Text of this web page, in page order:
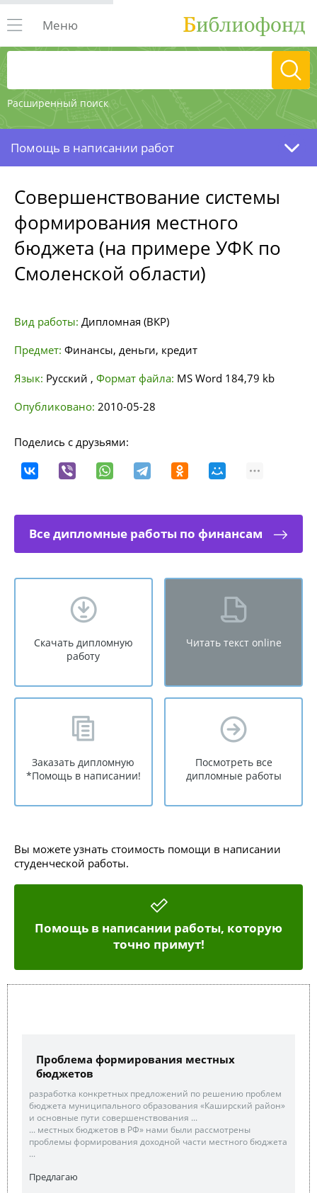
Расширенный поиск
Меню
Помощь в написании работ
Совершенствование системы
формирования местного
бюджета (на примере УФК по
Смоленской области)
Вид работы: Дипломная (ВКР)
Предмет: Финансы, деньги, кредит
Язык: Русский , Формат файла: MS Word 184,79 kb
Опубликовано: 2010-05-28
Поделись с друзьями:
Все дипломные работы по финансам
Скачать дипломную
работу
Читать текст online
Заказать дипломную
*Помощь в написании!
Посмотреть все
дипломные работы
Вы можете узнать стоимость помощи в написании
студенческой работы.
Помощь в написании работы, которую
точно примут!
Проблема формирования местных
бюджетов
разработка конкретных предложений по решению проблем
бюджета муниципального образования «Каширский район»
и основные пути совершенствования ...
... местных бюджетов в РФ» нами были рассмотрены
проблемы формирования доходной части местного бюджета
...
Предлагаю